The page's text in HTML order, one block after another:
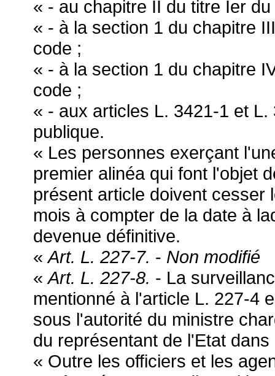
« - au chapitre II du titre Ier
« - à la section 1 du chapitre
code ;
« - à la section 1 du chapitre
code ;
« - aux articles L. 3421-1 et
publique.
« Les personnes exerçant
premier alinéa qui font l'objet
présent article doivent cesser
mois à compter de la date à
devenue définitive.
« Art. L. 227-7. - Non modifié
« Art. L. 227-8. - La
mentionné à l'article L. 227-4
sous l'autorité du ministre
du représentant de l'Etat
« Outre les officiers et les